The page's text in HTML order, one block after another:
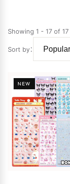
Showing 1 - 17 of
Sort by：
NEW